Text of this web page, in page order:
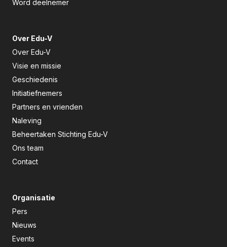
Word deelnemer
Over Edu-V
Over Edu-V
Visie en missie
Geschiedenis
Initiatiefnemers
Partners en vrienden
Naleving
Beheertaken Stichting Edu-V
Ons team
Contact
Organisatie
Pers
Nieuws
Events